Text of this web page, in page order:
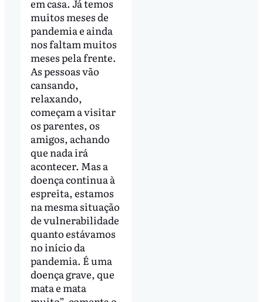
em casa. Já temos
muitos meses de
pandemia e ainda
nos faltam muitos
meses pela frente.
As pessoas vão
cansando,
relaxando,
começam a visitar
os parentes, os
amigos, achando
que nada irá
acontecer. Mas a
doença continua à
espreita, estamos
na mesma situação
de vulnerabilidade
quanto estávamos
no início da
pandemia. É uma
doença grave, que
mata e mata